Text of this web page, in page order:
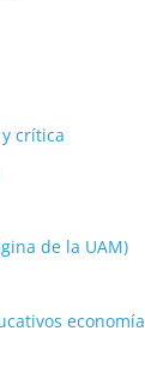
crítica
de la UAM)
economía